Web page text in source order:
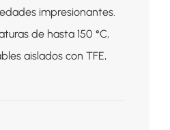
impresionantes.
de hasta 150 °C,
aislados con TFE,